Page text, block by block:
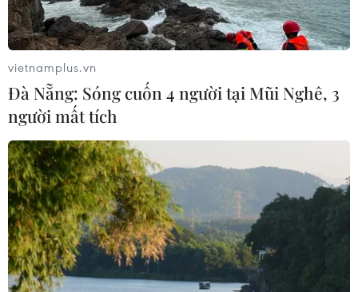
vietnamplus.vn
Đà Nẵng: Sóng cuốn 4 người tại Mũi Nghê, 3
người mất tích